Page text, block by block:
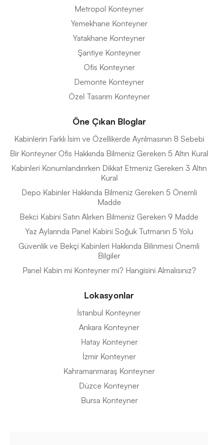
Metropol Konteyner
Yemekhane Konteyner
Yatakhane Konteyner
Şantiye Konteyner
Ofis Konteyner
Demonte Konteyner
Özel Tasarım Konteyner
Öne Çıkan Bloglar
Kabinlerin Farklı İsim ve Özellikerde Ayrılmasının 8 Sebebi
Bir Konteyner Ofis Hakkında Bilmeniz Gereken 5 Altın Kural
Kabinleri Konumlandırırken Dikkat Etmeniz Gereken 3 Altın
Kural
Depo Kabinler Hakkında Bilmeniz Gereken 5 Önemli
Madde
Bekci Kabini Satın Alırken Bilmeniz Gereken 9 Madde
Yaz Aylarında Panel Kabini Soğuk Tutmanın 5 Yolu
Güvenlik ve Bekçi Kabinleri Hakkında Bilinmesi Önemli
Bilgiler
Panel Kabin mi Konteyner mi? Hangisini Almalısınız?
Lokasyonlar
İstanbul Konteyner
Ankara Konteyner
Hatay Konteyner
İzmir Konteyner
Kahramanmaraş Konteyner
Düzce Konteyner
Bursa Konteyner